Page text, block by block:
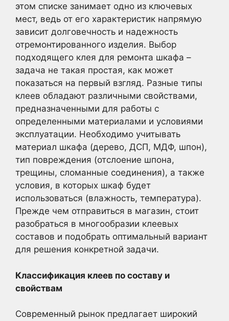
этом списке занимает одно из ключевых
мест, ведь от его характеристик напрямую
зависит долговечность и надежность
отремонтированного изделия. Выбор
подходящего клея для ремонта шкафа –
задача не такая простая, как может
показаться на первый взгляд. Разные типы
клеев обладают различными свойствами,
предназначенными для работы с
определенными материалами и условиями
эксплуатации. Необходимо учитывать
материал шкафа (дерево, ДСП, МДФ, шпон),
тип повреждения (отслоение шпона,
трещины, сломанные соединения), а также
условия, в которых шкаф будет
использоваться (влажность, температура).
Прежде чем отправиться в магазин, стоит
разобраться в многообразии клеевых
составов и подобрать оптимальный вариант
для решения конкретной задачи.
Классификация клеев по составу и
свойствам
Современный рынок предлагает широкий